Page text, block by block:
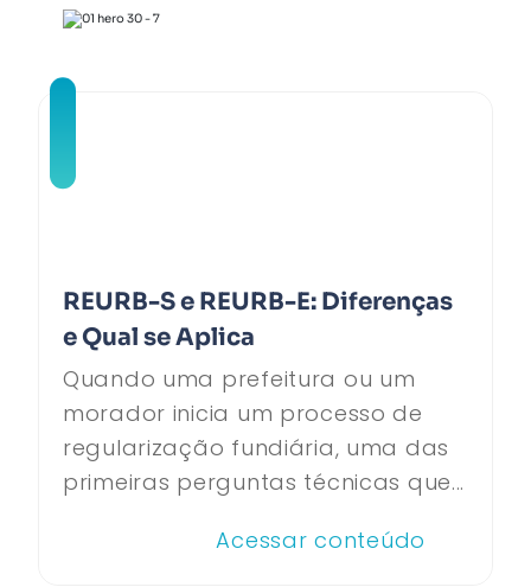
REURB-S e REURB-E: Diferenças
e Qual se Aplica
Quando uma prefeitura ou um
morador inicia um processo de
regularização fundiária, uma das
primeiras perguntas técnicas que...
Acessar conteúdo